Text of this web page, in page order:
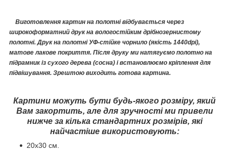
Виготовлення картин на полотні відбувається через
широкоформатний друк на вологостійким дрібнозернистому
полотні. Друк на полотні УФ-стійке чорнило (якість 1440dpi),
матове лакове покриття. Після друку ми натягуємо полотно на
підрамник із сухого дерева (сосна) і встановлюємо кріплення для
підвішування. Зрештою виходить готова картина.
Картини можуть бути будь-якого розміру, який
Вам закортить, але для зручності ми привели
нижче за кілька стандартних розмірів, які
найчастіше використовують:
20x30 cм.